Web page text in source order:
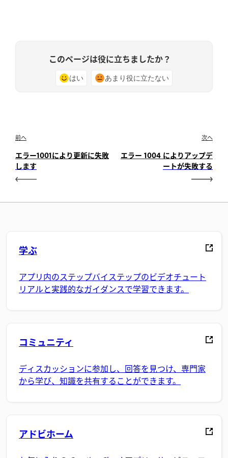
このページは役に立ちましたか？
はい あまり役に立たない
前へ
エラー1001により更新に失敗
します
次へ
エラー 1004 によりアップデ
ートが失敗する
学ぶ
アプリ内のステップバイステップのビデオチュート
リアルと実践的なガイダンスで学習できます。
コミュニティ
ディスカッションに参加し、回答を見つけ、専門家
から学び、知識を共有することができます。
アドビホーム